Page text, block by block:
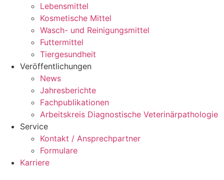
Lebensmittel
Kosmetische Mittel
Wasch- und Reinigungsmittel
Futtermittel
Tiergesundheit
Veröffentlichungen
News
Jahresberichte
Fachpublikationen
Arbeitskreis Diagnostische Veterinärpathologie
Service
Kontakt / Ansprechpartner
Formulare
Karriere